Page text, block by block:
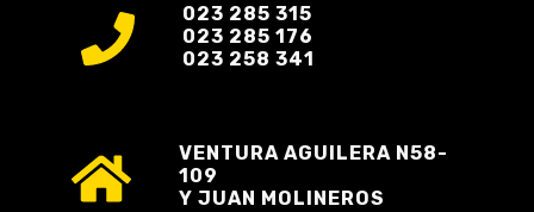
023 285 315
023 285 176
023 258 341
VENTURA AGUILERA N58-
109
Y JUAN MOLINEROS